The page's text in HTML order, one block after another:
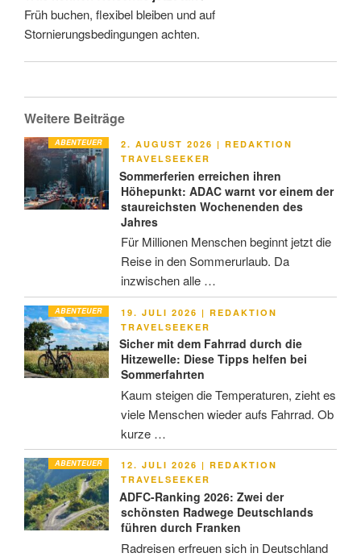
Früh buchen, flexibel bleiben und auf
Stornierungsbedingungen achten.
Weitere Beiträge
ABENTEUER
VERÖFFENTLICHT
AM
2. AUGUST 2026 | REDAKTION
TRAVELSEEKER
Sommerferien erreichen ihren
Höhepunkt: ADAC warnt vor einem der
staureichsten Wochenenden des
Jahres
Für Millionen Menschen beginnt jetzt die
Reise in den Sommerurlaub. Da
inzwischen alle …
ABENTEUER
VERÖFFENTLICHT
AM
19. JULI 2026 | REDAKTION
TRAVELSEEKER
Sicher mit dem Fahrrad durch die
Hitzewelle: Diese Tipps helfen bei
Sommerfahrten
Kaum steigen die Temperaturen, zieht es
viele Menschen wieder aufs Fahrrad. Ob
kurze …
ABENTEUER
VERÖFFENTLICHT
AM
12. JULI 2026 | REDAKTION
TRAVELSEEKER
ADFC-Ranking 2026: Zwei der
schönsten Radwege Deutschlands
führen durch Franken
Radreisen erfreuen sich in Deutschland